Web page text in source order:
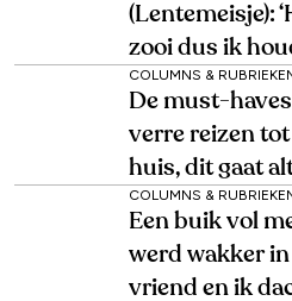
(Lentemeisje):
zooi dus ik
COLUMNS &
De must-
verre reizen
huis, dit gaat
COLUMNS &
Een buik vol
werd wakker
vriend en ik